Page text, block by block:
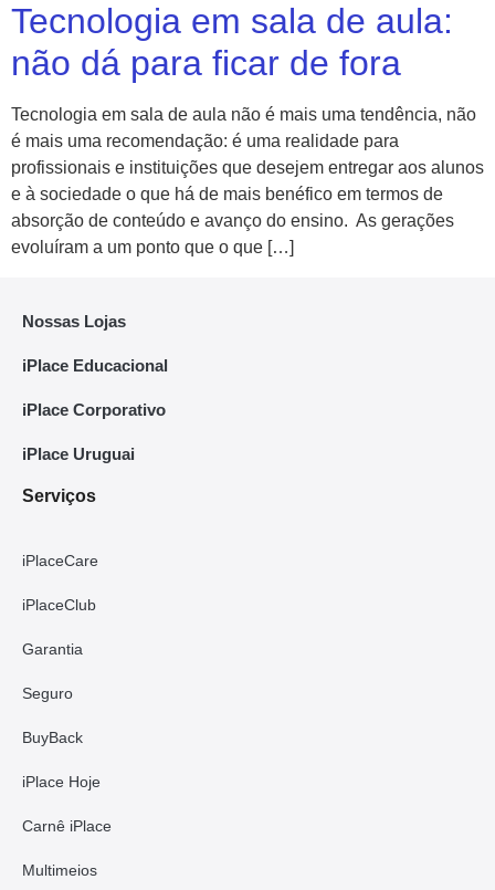
Tecnologia em sala de aula:
não dá para ficar de fora
Tecnologia em sala de aula não é mais uma tendência, não
é mais uma recomendação: é uma realidade para
profissionais e instituições que desejem entregar aos alunos
e à sociedade o que há de mais benéfico em termos de
absorção de conteúdo e avanço do ensino. As gerações
evoluíram a um ponto que o que […]
Nossas Lojas
iPlace Educacional
iPlace Corporativo
iPlace Uruguai
Serviços
iPlaceCare
iPlaceClub
Garantia
Seguro
BuyBack
iPlace Hoje
Carnê iPlace
Multimeios